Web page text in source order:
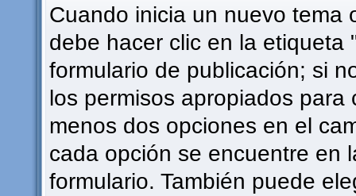
Cuando inicia un nuevo tema
debe hacer clic en la etiqueta
formulario de publicación; si
los permisos apropiados
menos dos opciones en el
cada opción se encuentre en
formulario. También puede